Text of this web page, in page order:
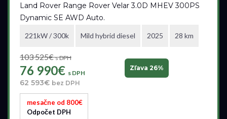
Land Rover Range Rover Velar 3.0D MHEV 300PS
Dynamic SE AWD Auto.
221kW / 300k Mild hybrid diesel 2025 28 km
103 525€s DPH
76 990€ s DPH
62 593€ bez DPH
Zľava 26%
mesačne od 800€
Odpočet DPH